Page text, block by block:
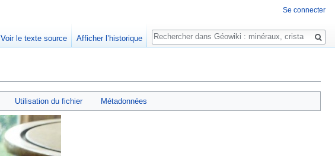
Utilisation du fichier Métadonnées
Se connecter
Voir le texte source Afficher l’historique
Rechercher